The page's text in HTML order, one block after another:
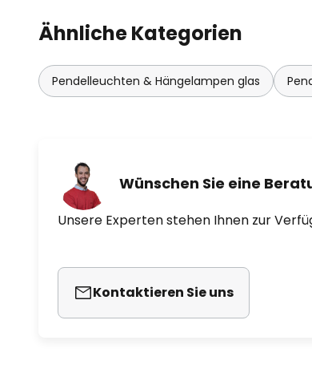
Ähnliche Kategorien
Pendelleuchten & Hängelampen glas
Wünschen Sie eine
Unsere Experten stehen Ihnen zur
Kontaktieren Sie uns